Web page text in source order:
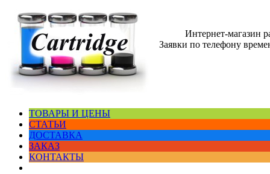
Интернет-магазин
Заявки по телефону
ТОВАРЫ И ЦЕНЫ
СТАТЬИ
ДОСТАВКА
ЗАКАЗ
КОНТАКТЫ